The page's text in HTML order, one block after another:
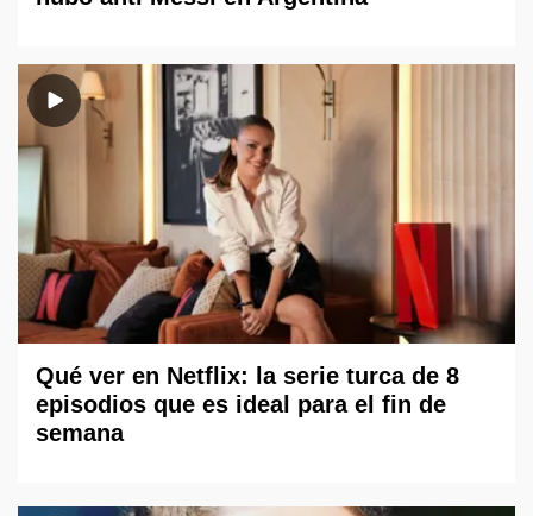
Qué ver en Netflix: la serie turca de 8
episodios que es ideal para el fin de
semana